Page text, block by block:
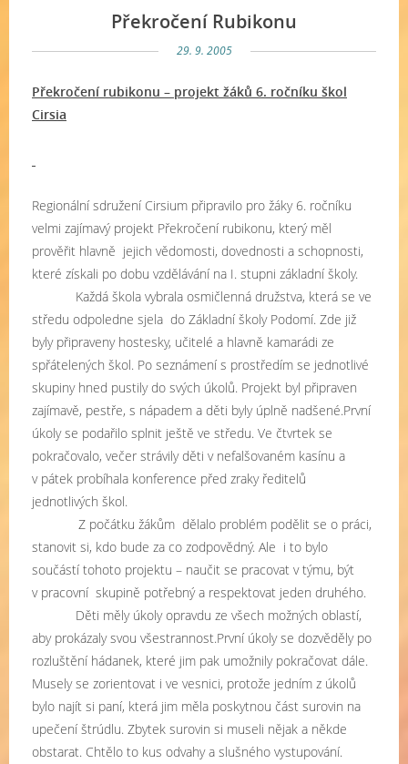
Překročení Rubikonu
29. 9. 2005
Překročení rubikonu – projekt žáků 6. ročníku škol
Cirsia
Regionální sdružení Cirsium připravilo pro žáky 6. ročníku
velmi zajímavý projekt Překročení rubikonu, který měl
prověřit hlavně jejich vědomosti, dovednosti a schopnosti,
které získali po dobu vzdělávání na I. stupni základní školy.
Každá škola vybrala osmičlenná družstva, která se ve
středu odpoledne sjela do Základní školy Podomí. Zde již
byly připraveny hostesky, učitelé a hlavně kamarádi ze
spřátelených škol. Po seznámení s prostředím se jednotlivé
skupiny hned pustily do svých úkolů. Projekt byl připraven
zajímavě, pestře, s nápadem a děti byly úplně nadšené.První
úkoly se podařilo splnit ještě ve středu. Ve čtvrtek se
pokračovalo, večer strávily děti v nefalšovaném kasínu a
v pátek probíhala konference před zraky ředitelů
jednotlivých škol.
Z počátku žákům dělalo problém podělit se o práci,
stanovit si, kdo bude za co zodpovědný. Ale i to bylo
součástí tohoto projektu – naučit se pracovat v týmu, být
v pracovní skupině potřebný a respektovat jeden druhého.
Děti měly úkoly opravdu ze všech možných oblastí,
aby prokázaly svou všestrannost.První úkoly se dozvěděly po
rozluštění hádanek, které jim pak umožnily pokračovat dále.
Musely se zorientovat i ve vesnici, protože jedním z úkolů
bylo najít si paní, která jim měla poskytnou část surovin na
upečení štrúdlu. Zbytek surovin si museli nějak a někde
obstarat. Chtělo to kus odvahy a slušného vystupování.